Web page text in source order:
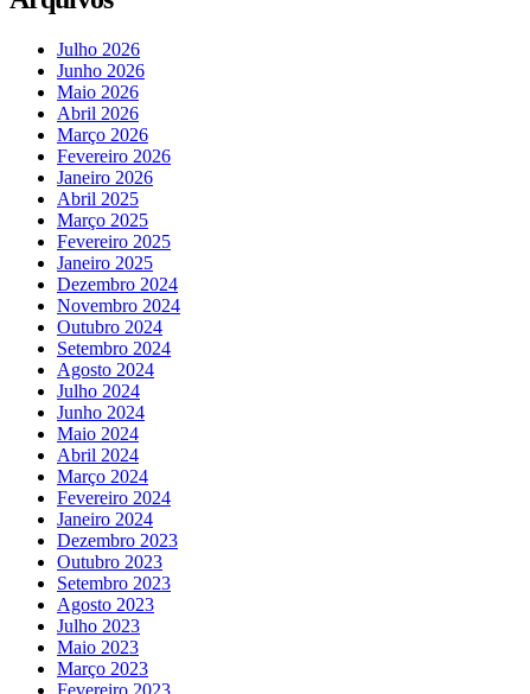
Julho 2026
Junho 2026
Maio 2026
Abril 2026
Março 2026
Fevereiro 2026
Janeiro 2026
Abril 2025
Março 2025
Fevereiro 2025
Janeiro 2025
Dezembro 2024
Novembro 2024
Outubro 2024
Setembro 2024
Agosto 2024
Julho 2024
Junho 2024
Maio 2024
Abril 2024
Março 2024
Fevereiro 2024
Janeiro 2024
Dezembro 2023
Outubro 2023
Setembro 2023
Agosto 2023
Julho 2023
Maio 2023
Março 2023
Fevereiro 2023